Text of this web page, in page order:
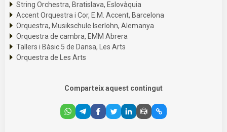
String Orchestra, Bratislava, Eslovàquia
Accent Orquestra i Cor, E.M. Accent, Barcelona
Orquestra, Musikschule Iserlohn, Alemanya
Orquestra de cambra, EMM Abrera
Tallers i Bàsic 5 de Dansa, Les Arts
Orquestra de Les Arts
Comparteix aquest contingut